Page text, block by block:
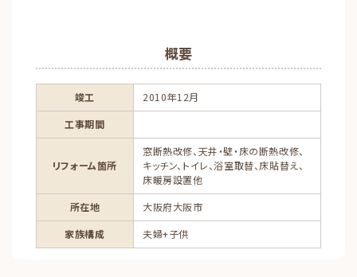
概要
竣工
2010年12月
工事期間
リフォーム箇所
窓断熱改修、天井・壁・床の断熱改修、
キッチン、トイレ、浴室取替、床貼替え、
床暖房設置他
所在地
大阪府大阪市
家族構成
夫婦+子供